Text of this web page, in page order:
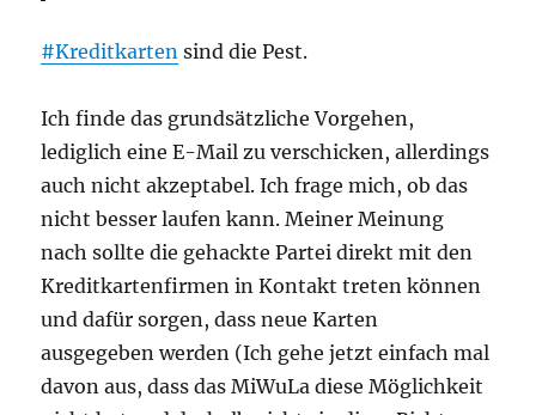
#Kreditkarten sind die Pest.
Ich finde das grundsätzliche Vorgehen,
lediglich eine E-Mail zu verschicken, allerdings
auch nicht akzeptabel. Ich frage mich, ob das
nicht besser laufen kann. Meiner Meinung
nach sollte die gehackte Partei direkt mit den
Kreditkartenfirmen in Kontakt treten können
und dafür sorgen, dass neue Karten
ausgegeben werden (Ich gehe jetzt einfach mal
davon aus, dass das MiWuLa diese Möglichkeit